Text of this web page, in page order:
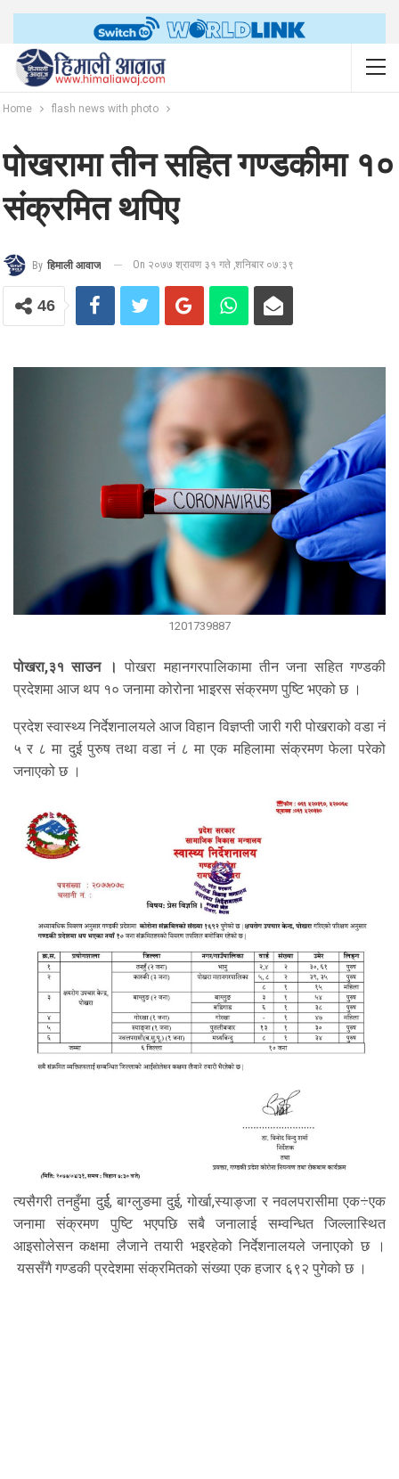
Home flash news with photo
पोखरामा तीन सहित गण्डकीमा १०
संक्रमित थपिए
By हिमाली आवाज On २०७७ श्रावण ३१ गते ,शनिबार ०७:३९
46
1201739887
पोखरा,३१ साउन । पोखरा महानगरपालिकामा तीन जना सहित गण्डकी
प्रदेशमा आज थप १० जनामा कोरोना भाइरस संक्रमण पुष्टि भएको छ ।
प्रदेश स्वास्थ्य निर्देशनालयले आज विहान विज्ञप्ती जारी गरी पोखराको वडा नं
५ र ८ मा दुई पुरुष तथा वडा नं ८ मा एक महिलामा संक्रमण फेला परेको
जनाएको छ ।
त्यसैगरी तनहुँमा दुर्ई, बाग्लुङमा दुई, गोर्खा,स्याङ्जा र नवलपरासीमा एक÷एक
जनामा संक्रमण पुष्टि भएपछि सबै जनालाई सम्वन्धित जिल्लास्थित
आइसोलेसन कक्षमा लैजाने तयारी भइरहेको निर्देशनालयले जनाएको छ ।
यससँगै गण्डकी प्रदेशमा संक्रमितको संख्या एक हजार ६९२ पुगेको छ ।